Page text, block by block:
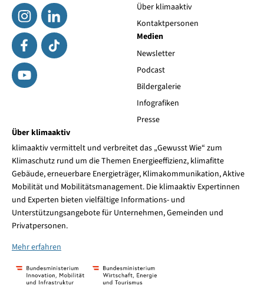
Über klimaaktiv
Kontaktpersonen
Medien
Newsletter
Podcast
Bildergalerie
Infografiken
Presse
Über klimaaktiv
klimaaktiv vermittelt und verbreitet das „Gewusst Wie“ zum
Klimaschutz rund um die Themen Energieeffizienz, klimafitte
Gebäude, erneuerbare Energieträger, Klimakommunikation, Aktive
Mobilität und Mobilitätsmanagement. Die klimaaktiv Expertinnen
und Experten bieten vielfältige Informations- und
Unterstützungsangebote für Unternehmen, Gemeinden und
Privatpersonen.
Mehr erfahren